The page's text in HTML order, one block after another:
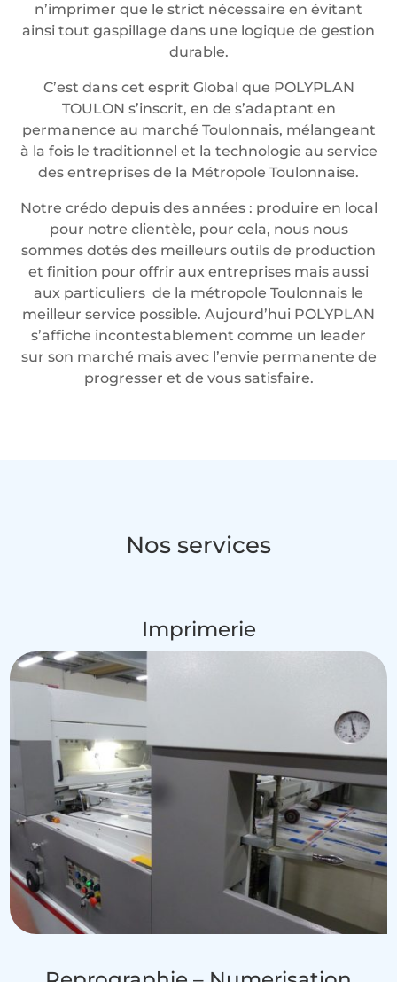
n’imprimer que le strict nécessaire en évitant
ainsi tout gaspillage dans une logique de gestion
durable.
C’est dans cet esprit Global que POLYPLAN
TOULON s’inscrit, en de s’adaptant en
permanence au marché Toulonnais, mélangeant
à la fois le traditionnel et la technologie au service
des entreprises de la Métropole Toulonnaise.
Notre crédo depuis des années : produire en local
pour notre clientèle, pour cela, nous nous
sommes dotés des meilleurs outils de production
et finition pour offrir aux entreprises mais aussi
aux particuliers de la métropole Toulonnais le
meilleur service possible. Aujourd’hui POLYPLAN
s’affiche incontestablement comme un leader
sur son marché mais avec l’envie permanente de
progresser et de vous satisfaire.
Nos services
Imprimerie